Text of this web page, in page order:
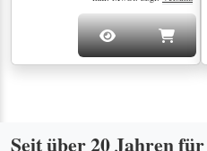
Seit über 20 Jahren